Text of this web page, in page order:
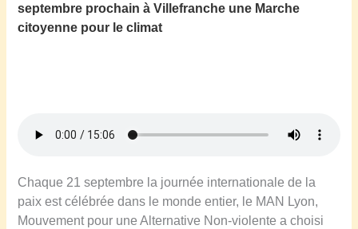
septembre prochain à Villefranche une Marche
citoyenne pour le climat
Chaque 21 septembre la journée internationale de la
paix est célébrée dans le monde entier, le MAN Lyon,
Mouvement pour une Alternative Non-violente a choisi